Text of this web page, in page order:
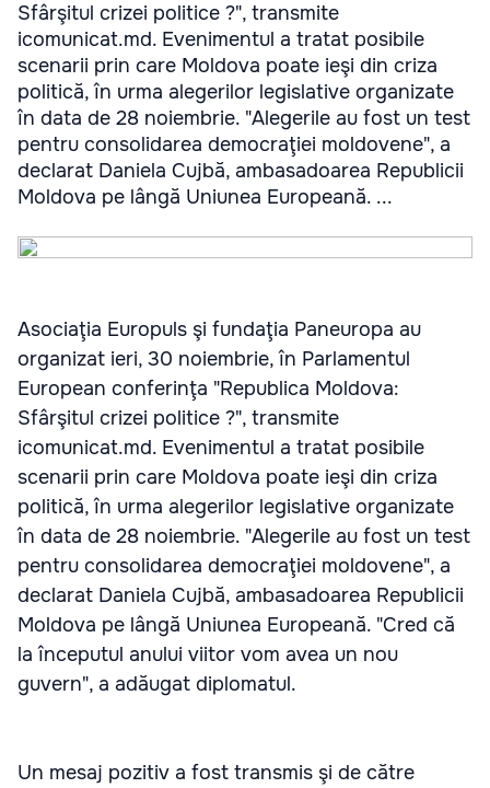
Sfârşitul crizei politice ?", transmite
icomunicat.md. Evenimentul a tratat posibile
scenarii prin care Moldova poate ieşi din criza
politică, în urma alegerilor legislative organizate
în data de 28 noiembrie. "Alegerile au fost un test
pentru consolidarea democraţiei moldovene", a
declarat Daniela Cujbă, ambasadoarea Republicii
Moldova pe lângă Uniunea Europeană. ...
Asociaţia Europuls şi fundaţia Paneuropa au
organizat ieri, 30 noiembrie, în Parlamentul
European conferinţa "Republica Moldova:
Sfârşitul crizei politice ?", transmite
icomunicat.md. Evenimentul a tratat posibile
scenarii prin care Moldova poate ieşi din criza
politică, în urma alegerilor legislative organizate
în data de 28 noiembrie. "Alegerile au fost un test
pentru consolidarea democraţiei moldovene", a
declarat Daniela Cujbă, ambasadoarea Republicii
Moldova pe lângă Uniunea Europeană. "Cred că
la începutul anului viitor vom avea un nou
guvern", a adăugat diplomatul.
Un mesaj pozitiv a fost transmis şi de către